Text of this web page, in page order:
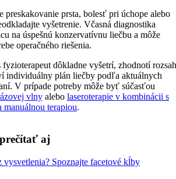
preskakovanie prsta, bolesť pri úchope alebo
vyšetrenie. Včasná diagnostika
na úspešnú konzervatívnu liečbu a môže
operačného riešenia.
fyzioterapeut dôkladne vyšetrí, zhodnotí rozsah
individuálny plán liečby podľa aktuálnych
V prípade potreby môže byť súčasťou
vlny alebo laseroterapie v kombinácii s
terapiou.
aj